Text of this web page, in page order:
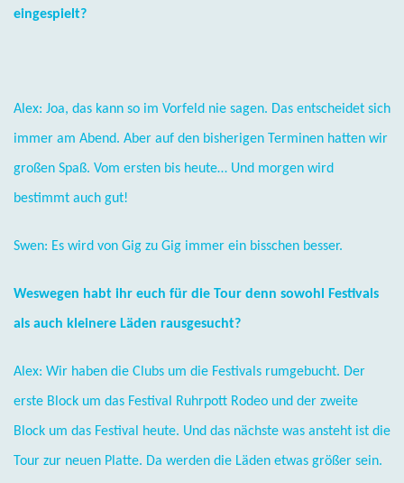
eingespielt?
Alex: Joa, das kann so im Vorfeld nie sagen. Das entscheidet sich
immer am Abend. Aber auf den bisherigen Terminen hatten wir
großen Spaß. Vom ersten bis heute… Und morgen wird
bestimmt auch gut!
Swen: Es wird von Gig zu Gig immer ein bisschen besser.
Weswegen habt ihr euch für die Tour denn sowohl Festivals
als auch kleinere Läden rausgesucht?
Alex: Wir haben die Clubs um die Festivals rumgebucht. Der
erste Block um das Festival Ruhrpott Rodeo und der zweite
Block um das Festival heute. Und das nächste was ansteht ist die
Tour zur neuen Platte. Da werden die Läden etwas größer sein.